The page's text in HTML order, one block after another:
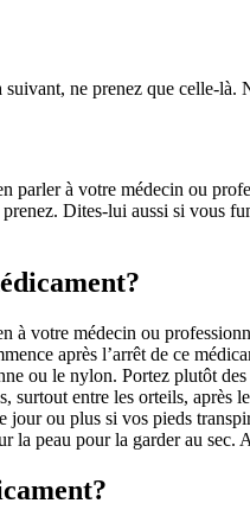
ne prenez que celle-là.
parler à votre médecin ou
Dites-lui aussi si vous
à votre médecin ou
après l’arrêt de ce
ou le nylon. Portez plutôt
entre les orteils, après
ou plus si vos pieds
peau pour la garder au